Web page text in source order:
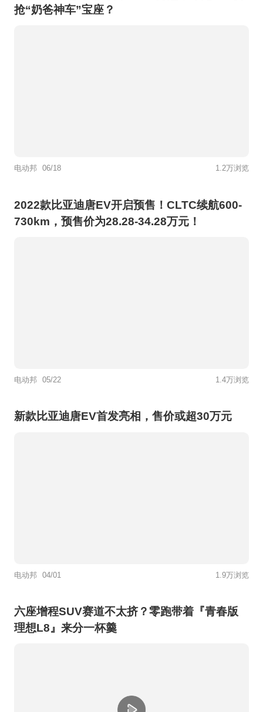
抢“奶爸神车”宝座？
电动邦 06/18 1.2万浏览
2022款比亚迪唐EV开启预售！CLTC续航600-
730km，预售价为28.28-34.28万元！
电动邦 05/22 1.4万浏览
新款比亚迪唐EV首发亮相，售价或超30万元
电动邦 04/01 1.9万浏览
六座增程SUV赛道不太挤？零跑带着『青春版
理想L8』来分一杯羹